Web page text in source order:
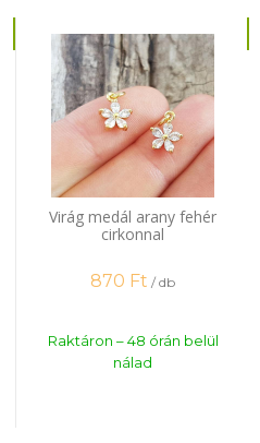
Virág medál arany fehér
cirkonnal
870 Ft / db
Raktáron – 48 órán belül
nálad